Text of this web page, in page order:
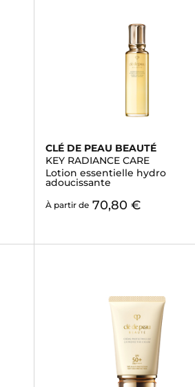
CLÉ DE PEAU BEAUTÉ
KEY RADIANCE CARE
Lotion essentielle hydro
adoucissante
À partir de 70,80 €